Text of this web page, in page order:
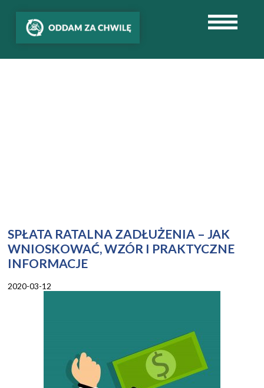
SPŁATA RATALNA ZADŁUŻENIA – JAK
WNIOSKOWAĆ, WZÓR I PRAKTYCZNE
INFORMACJE
2020-03-12